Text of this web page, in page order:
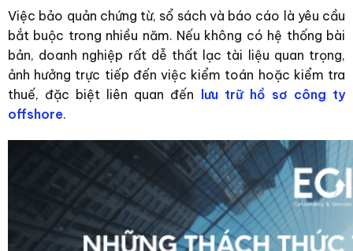
Việc bảo quản chứng từ, sổ sách và báo cáo là yêu cầu
bắt buộc trong nhiều năm. Nếu không có hệ thống bài
bản, doanh nghiệp rất dễ thất lạc tài liệu quan trọng,
ảnh hưởng trực tiếp đến việc kiểm toán hoặc kiểm tra
thuế, đặc biệt liên quan đến lưu trữ hồ sơ công ty
offshore.